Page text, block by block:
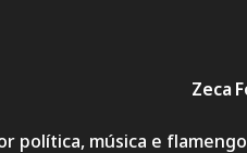
Zeca
política, música e